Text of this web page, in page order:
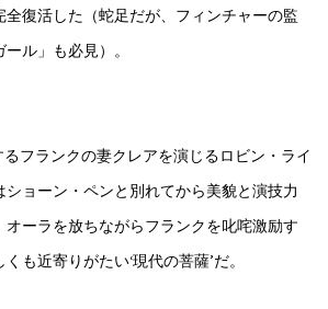
全復活した（蛇足だが、フィンチャーの監
ル」も必見）。
るフランクの妻クレアを演じるロビン・ライ
ショーン・ペンと別れてから美貌と演技力
ーラを放ちながらフランクを叱咤激励す
も近寄りがたい‘現代の菩薩’だ。